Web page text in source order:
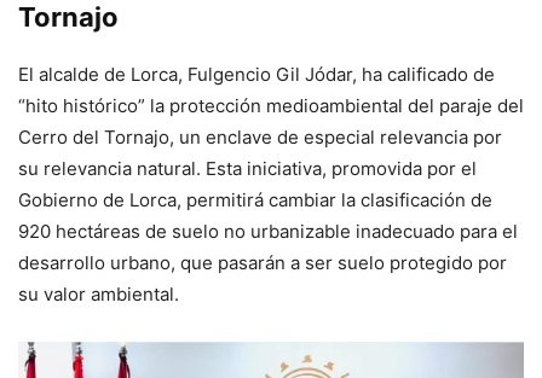
Tornajo
El alcalde de Lorca, Fulgencio Gil Jódar, ha calificado de
“hito histórico” la protección medioambiental del paraje del
Cerro del Tornajo, un enclave de especial relevancia por
su relevancia natural. Esta iniciativa, promovida por el
Gobierno de Lorca, permitirá cambiar la clasificación de
920 hectáreas de suelo no urbanizable inadecuado para el
desarrollo urbano, que pasarán a ser suelo protegido por
su valor ambiental.